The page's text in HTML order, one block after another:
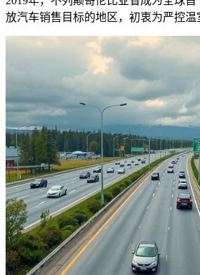
放汽车销售目标的地区，初衷为严控温